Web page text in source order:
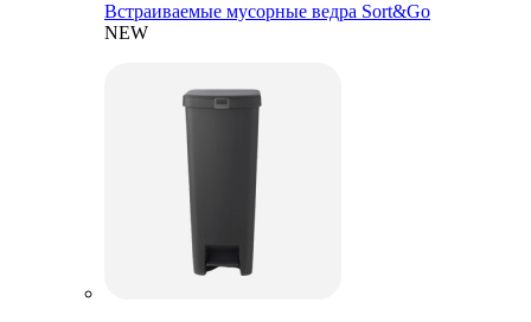
Встраиваемые мусорные ведра Sort&Go
NEW